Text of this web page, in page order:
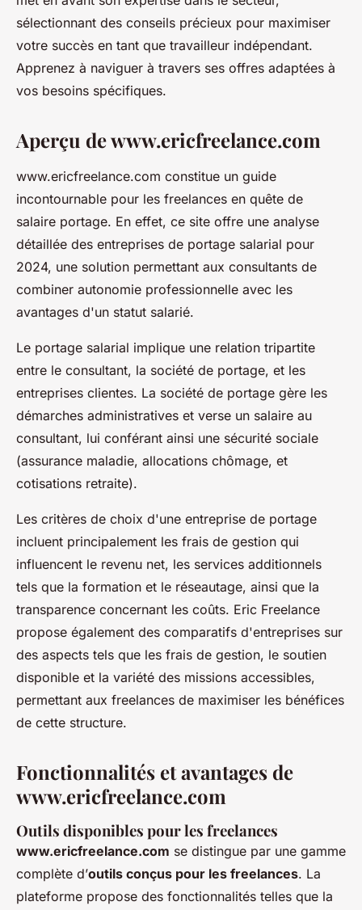
sélectionnant des conseils précieux pour maximiser
votre succès en tant que travailleur indépendant.
Apprenez à naviguer à travers ses offres adaptées à
vos besoins spécifiques.
Aperçu de www.ericfreelance.com
www.ericfreelance.com constitue un guide
incontournable pour les freelances en quête de
salaire portage. En effet, ce site offre une analyse
détaillée des entreprises de portage salarial pour
2024, une solution permettant aux consultants de
combiner autonomie professionnelle avec les
avantages d'un statut salarié.
Le portage salarial implique une relation tripartite
entre le consultant, la société de portage, et les
entreprises clientes. La société de portage gère les
démarches administratives et verse un salaire au
consultant, lui conférant ainsi une sécurité sociale
(assurance maladie, allocations chômage, et
cotisations retraite).
Les critères de choix d'une entreprise de portage
incluent principalement les frais de gestion qui
influencent le revenu net, les services additionnels
tels que la formation et le réseautage, ainsi que la
transparence concernant les coûts. Eric Freelance
propose également des comparatifs d'entreprises sur
des aspects tels que les frais de gestion, le soutien
disponible et la variété des missions accessibles,
permettant aux freelances de maximiser les bénéfices
de cette structure.
Fonctionnalités et avantages de
www.ericfreelance.com
Outils disponibles pour les freelances
www.ericfreelance.com se distingue par une gamme
complète d’outils conçus pour les freelances. La
plateforme propose des fonctionnalités telles que la